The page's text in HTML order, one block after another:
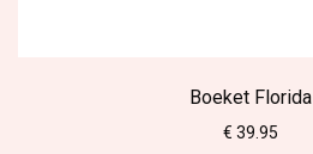
Boeket Florida
€ 39.95